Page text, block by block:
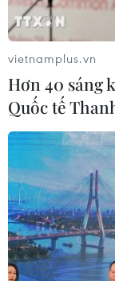
TIN CÙNG
vietnamplus.vn
Hơn 40 sáng
Quốc tế